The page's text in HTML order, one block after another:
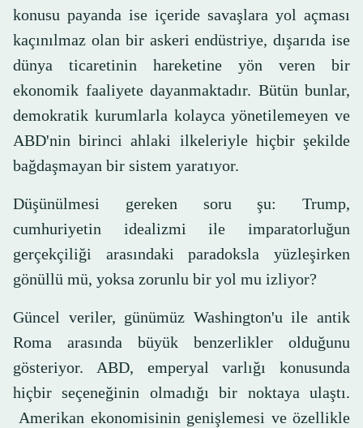
konusu payanda ise içeride savaşlara yol açması
kaçınılmaz olan bir askeri endüstriye, dışarıda ise
dünya ticaretinin hareketine yön veren bir
ekonomik faaliyete dayanmaktadır. Bütün bunlar,
demokratik kurumlarla kolayca yönetilemeyen ve
ABD'nin birinci ahlaki ilkeleriyle hiçbir şekilde
bağdaşmayan bir sistem yaratıyor.
Düşünülmesi gereken soru şu: Trump,
cumhuriyetin idealizmi ile imparatorluğun
gerçekçiliği arasındaki paradoksla yüzleşirken
gönüllü mü, yoksa zorunlu bir yol mu izliyor?
Güncel veriler, günümüz Washington'u ile antik
Roma arasında büyük benzerlikler olduğunu
gösteriyor. ABD, emperyal varlığı konusunda
hiçbir seçeneğinin olmadığı bir noktaya ulaştı.
Amerikan ekonomisinin genişlemesi ve özellikle